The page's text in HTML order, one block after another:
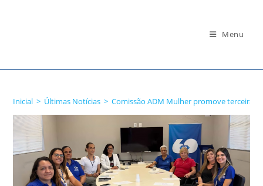
Menu
Inicial > Últimas Notícias > Comissão ADM Mulher promove terceira